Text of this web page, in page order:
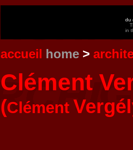
du
in
accueil home >
Clément
(Clément